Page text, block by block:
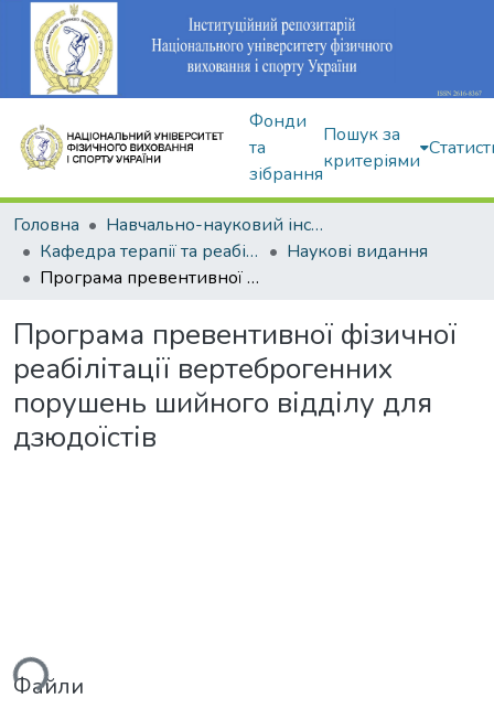
Фонди
та
зібрання
Пошук за
критеріями
Головна
Навчально-науковий інститут здоров'я, реабілітації та фізичного виховання
Кафедра терапії та реабілітації
Наукові видання
Програма превентивної фізичної реабілітації вертеброгенних порушень шийного відділу для дзюдоїстів
Програма превентивної фізичної
реабілітації вертеброгенних
порушень шийного відділу для
дзюдоїстів
Файли